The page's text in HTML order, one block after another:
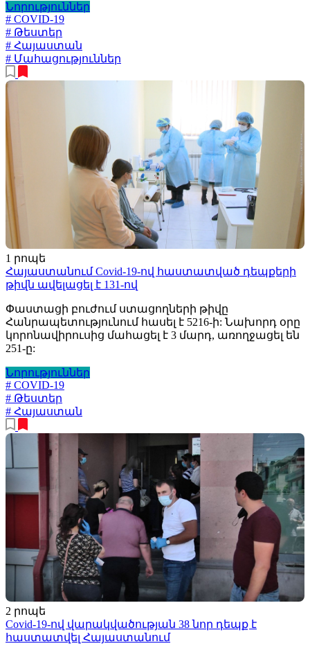
Նորություններ
# COVID-19
# Թեստեր
# Հայաստան
# Մահացություններ
1 րոպե
Հայաստանում Covid-19-ով հաստատված դեպքերի
թիվն ավելացել է 131-ով
Փաստացի բուժում ստացողների թիվը
Հանրապետությունում հասել է 5216-ի: Նախորդ օրը
կորոնավիրուսից մահացել է 3 մարդ, առողջացել են
251-ը:
Նորություններ
# COVID-19
# Թեստեր
# Հայաստան
2 րոպե
Covid-19-ով վարակվածության 38 նոր դեպք է
հաստատվել Հայաստանում